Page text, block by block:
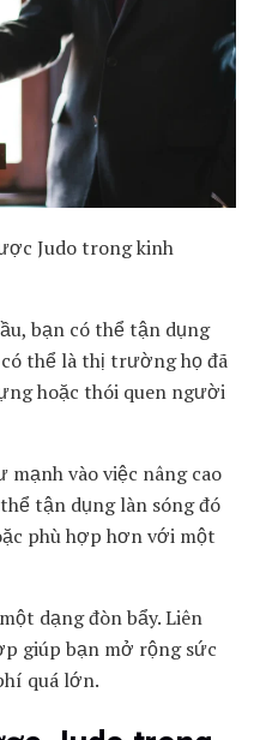
Judo trong kinh
bạn có thể tận dụng
thể là thị trường họ đã
hoặc thói quen người
mạnh vào việc nâng cao
tận dụng làn sóng đó
phù hợp hơn với một
dạng đòn bẩy. Liên
giúp bạn mở rộng sức
quá lớn.